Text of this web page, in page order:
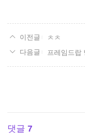
ㅊㅊ
프레임드랍
댓글 7